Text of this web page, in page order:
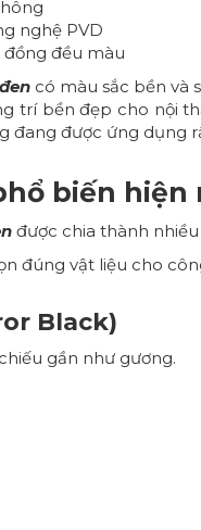
nghệ PVD
đồng đều màu
có màu sắc bền và
trí bền đẹp cho nội
đang được ứng dụng
biến hiện
được chia thành
đúng vật liệu cho
Black)
gần như gương.